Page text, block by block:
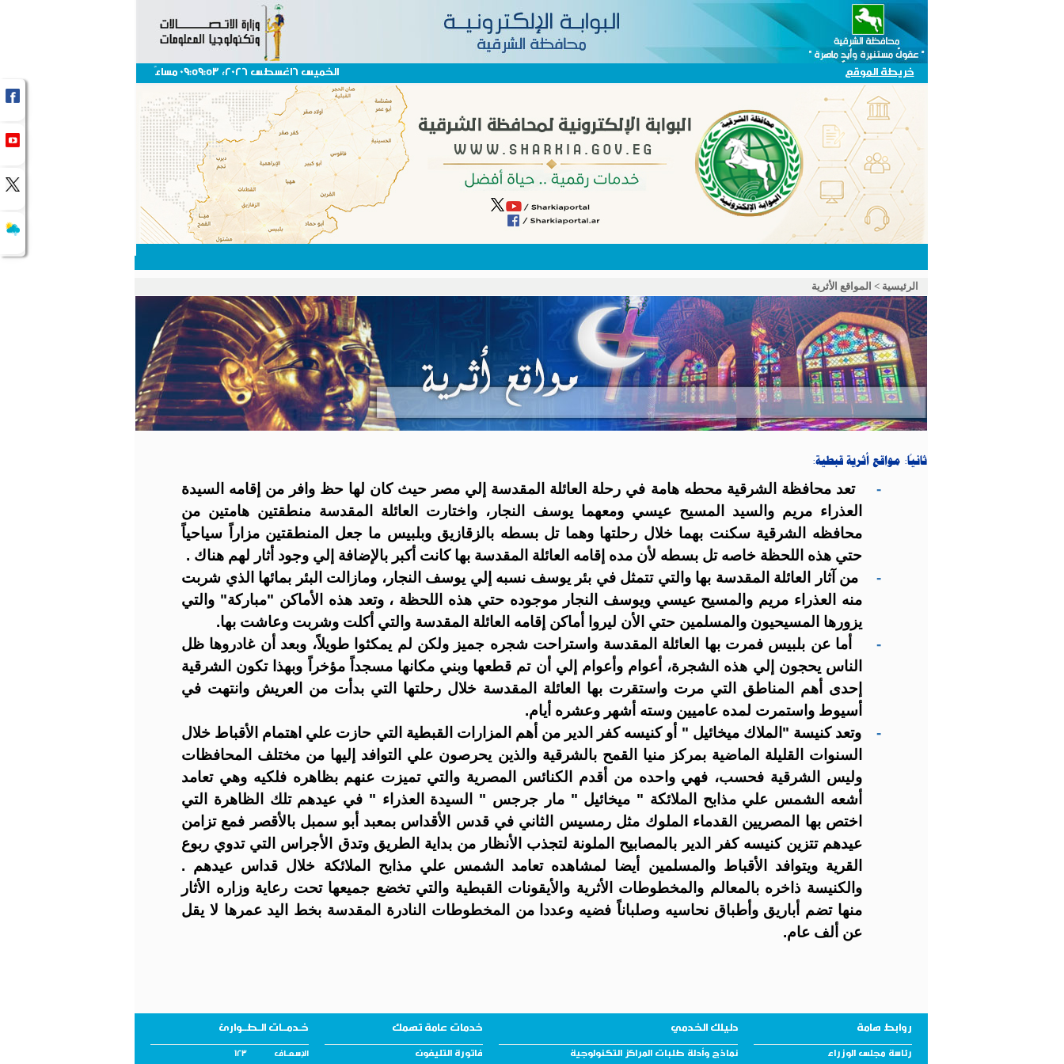
خريطة الموقع الخميس 6اغسطس 2026، 09:59:53 مساءً
الرئيسية > المواقع الأثرية
ثانياً: مواقع أثرية قبطية:
-
تعد محافظة الشرقية محطه هامة في رحلة العائلة المقدسة إلي مصر حيث كان لها حظ وافر من إقامه السيدة
العذراء مريم والسيد المسيح عيسي ومعهما يوسف النجار، واختارت العائلة المقدسة منطقتين هامتين من
محافظه الشرقية سكنت بهما خلال رحلتها وهما تل بسطه بالزقازيق وبلبيس ما جعل المنطقتين مزاراً سياحياً
حتي هذه اللحظة خاصه تل بسطه لأن مده إقامه العائلة المقدسة بها كانت أكبر بالإضافة إلي وجود أثار لهم هناك .
-
من آثار العائلة المقدسة بها والتي تتمثل في بئر يوسف نسبه إلي يوسف النجار، ومازالت البئر بمائها الذي شربت
منه العذراء مريم والمسيح عيسي ويوسف النجار موجوده حتي هذه اللحظة ، وتعد هذه الأماكن "مباركة" والتي
يزورها المسيحيون والمسلمين حتي الأن ليروا أماكن إقامه العائلة المقدسة والتي أكلت وشربت وعاشت بها.
-
أما عن بلبيس فمرت بها العائلة المقدسة واستراحت شجره جميز ولكن لم يمكثوا طويلاً، وبعد أن غادروها ظل
الناس يحجون إلي هذه الشجرة، أعوام وأعوام إلي أن تم قطعها وبني مكانها مسجداً مؤخراً وبهذا تكون الشرقية
إحدى أهم المناطق التي مرت واستقرت بها العائلة المقدسة خلال رحلتها التي بدأت من العريش وانتهت في
أسيوط واستمرت لمده عاميين وسته أشهر وعشره أيام.
-
وتعد كنيسة "الملاك ميخائيل " أو كنيسه كفر الدير من أهم المزارات القبطية التي حازت علي اهتمام الأقباط خلال
السنوات القليلة الماضية بمركز منيا القمح بالشرقية والذين يحرصون علي التوافد إليها من مختلف المحافظات
وليس الشرقية فحسب، فهي واحده من أقدم الكنائس المصرية والتي تميزت عنهم بظاهره فلكيه وهي تعامد
أشعه الشمس علي مذابح الملائكة " ميخائيل " مار جرجس " السيدة العذراء " في عيدهم تلك الظاهرة التي
اختص بها المصريين القدماء الملوك مثل رمسيس الثاني في قدس الأقداس بمعبد أبو سمبل بالأقصر فمع تزامن
عيدهم تتزين كنيسه كفر الدير بالمصابيح الملونة لتجذب الأنظار من بداية الطريق وتدق الأجراس التي تدوي ربوع
القرية ويتوافد الأقباط والمسلمين أيضا لمشاهده تعامد الشمس علي مذابح الملائكة خلال قداس عيدهم .
والكنيسة ذاخره بالمعالم والمخطوطات الأثرية والأيقونات القبطية والتي تخضع جميعها تحت رعاية وزاره الأثار
منها تضم أباريق وأطباق نحاسيه وصلباناً فضيه وعددا من المخطوطات النادرة المقدسة بخط اليد عمرها لا يقل
عن ألف عام.
روابط هامة دليلك الخدمي خدمات عامة تهمك خـدمــات الـطــوارئ
رئاسة مجلس الوزراء نماذج وأدلة طلبات المراكز التكنولوجية فاتورة التليفون الإسـعــاف 123